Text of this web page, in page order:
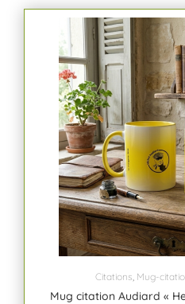
Citations, Mug-
Mug citation Audiard «